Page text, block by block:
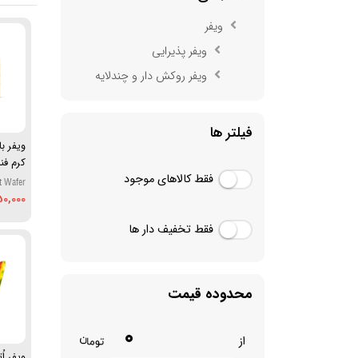
ویفر
کیندر
Wafer
39g
ویفر
ویفر پذیرایی
ویفر روکش دار و چندلایه
فیلتر ها
فقط کالاهای موجود
فقط تخفیف دار ها
محدوده قیمت
از 0